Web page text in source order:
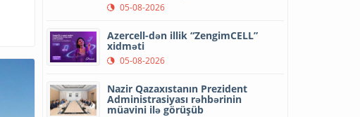
05-08-2026
Azercell-dən illik “ZengimCELL”
xidməti
05-08-2026
Nazir Qazaxıstanın Prezident
Administrasiyası rəhbərinin
müavini ilə görüşüb